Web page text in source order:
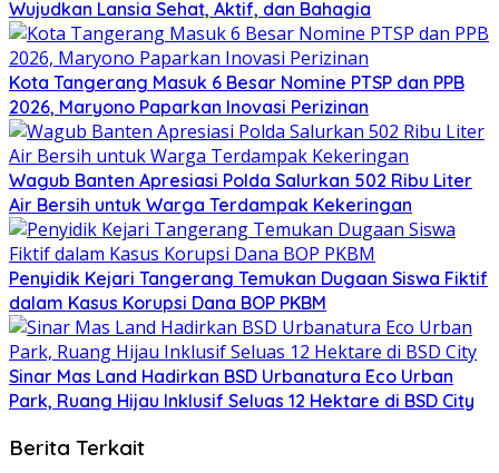
Wujudkan Lansia Sehat, Aktif, dan Bahagia
Kota Tangerang Masuk 6 Besar Nomine PTSP dan PPB
2026, Maryono Paparkan Inovasi Perizinan
Wagub Banten Apresiasi Polda Salurkan 502 Ribu Liter
Air Bersih untuk Warga Terdampak Kekeringan
Penyidik Kejari Tangerang Temukan Dugaan Siswa Fiktif
dalam Kasus Korupsi Dana BOP PKBM
Sinar Mas Land Hadirkan BSD Urbanatura Eco Urban
Park, Ruang Hijau Inklusif Seluas 12 Hektare di BSD City
Berita Terkait